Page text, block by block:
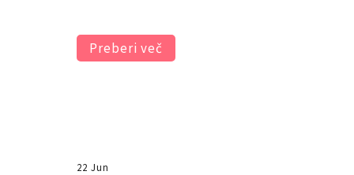
Preberi več
22 Jun